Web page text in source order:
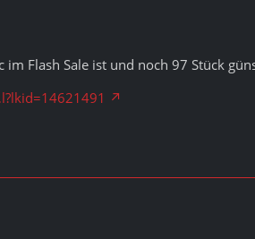
Flash Sale ist und noch 97 Stück